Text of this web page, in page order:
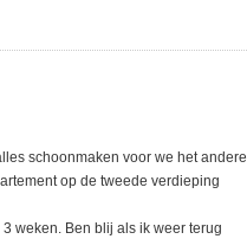
schoonmaken voor we het andere
op de tweede verdieping
weken. Ben blij als ik weer terug